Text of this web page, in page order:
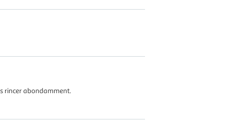
rincer abondamment.